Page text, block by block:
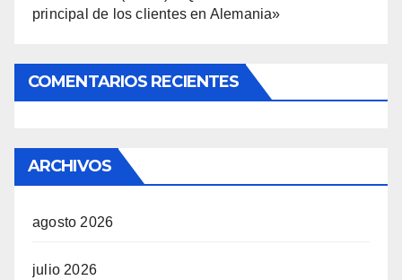
principal de los clientes en Alemania»
COMENTARIOS RECIENTES
ARCHIVOS
agosto 2026
julio 2026